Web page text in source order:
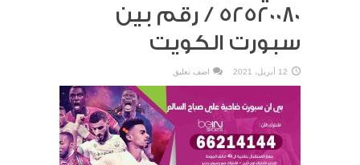
52520080 / رقم بين
سبورت الكويت
12 أبريل، 2021 اضف تعليق